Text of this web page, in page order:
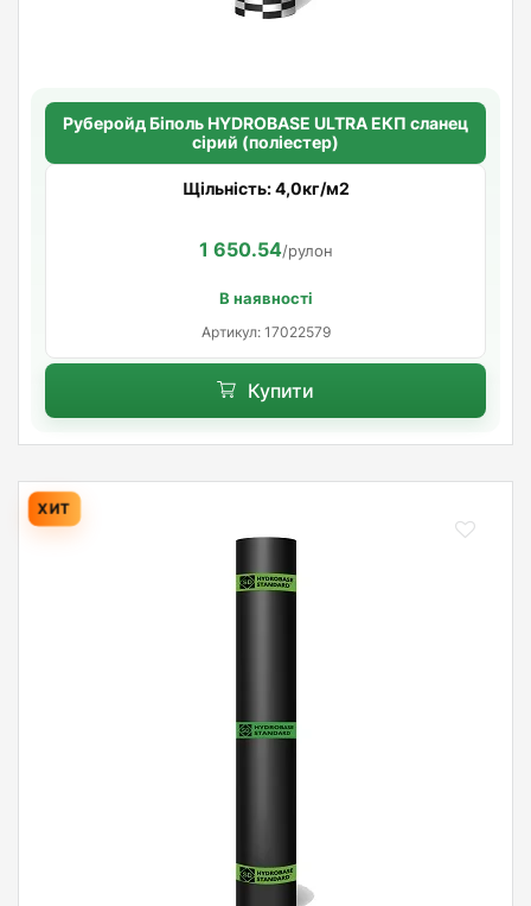
Руберойд Бiполь HYDROBASE ULTRA ЕКП сланец
сірий (поліестер)
Щільність: 4,0кг/м2
1 650.54/рулон
В наявності
Артикул: 17022579
Купити
ХИТ